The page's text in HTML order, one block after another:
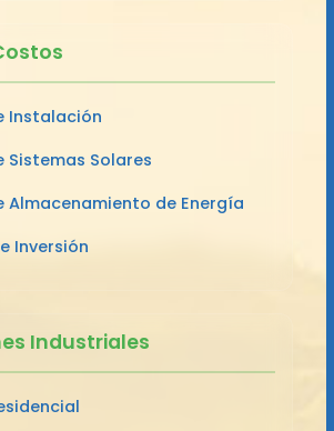
Instalación
Sistemas Solares
Almacenamiento de Energía
Inversión
Industriales